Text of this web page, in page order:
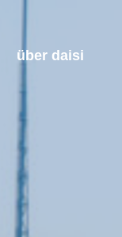
über daisi